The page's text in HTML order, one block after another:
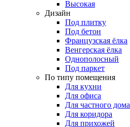
Высокая
Дизайн
Под плитку
Под бетон
Французская ёлка
Венгерская ёлка
Однополосный
Под паркет
По типу помещения
Для кухни
Для офиса
Для частного дома
Для коридора
Для прихожей